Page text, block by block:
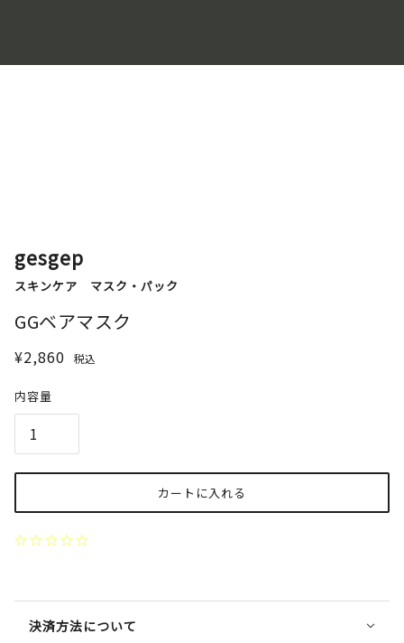
gesgep
スキンケア マスク・パック
GGベアマスク
¥2,860 税込
内容量
カートに入れる
決済方法について